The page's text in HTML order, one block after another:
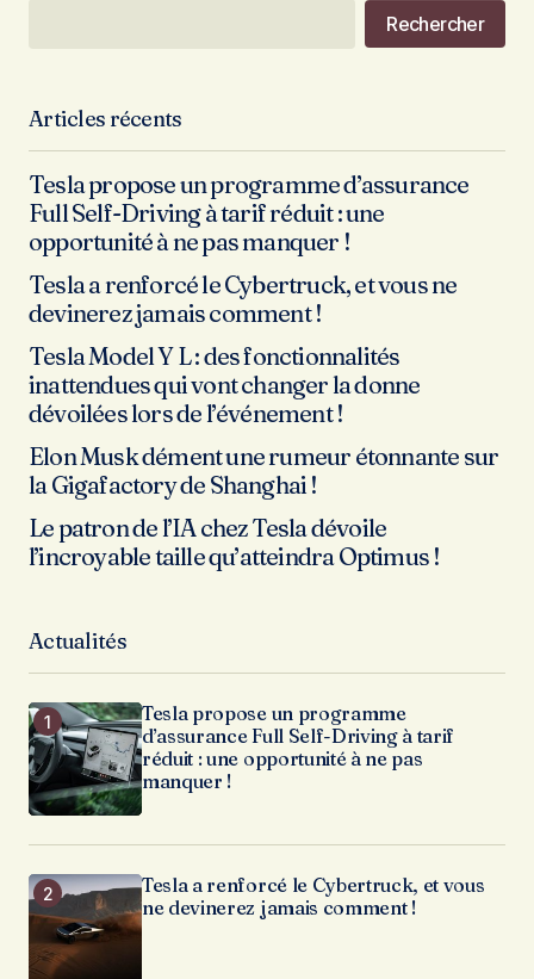
Rechercher
Articles récents
Tesla propose un programme d’assurance
Full Self-Driving à tarif réduit : une
opportunité à ne pas manquer !
Tesla a renforcé le Cybertruck, et vous ne
devinerez jamais comment !
Tesla Model Y L : des fonctionnalités
inattendues qui vont changer la donne
dévoilées lors de l’événement !
Elon Musk dément une rumeur étonnante sur
la Gigafactory de Shanghai !
Le patron de l’IA chez Tesla dévoile
l’incroyable taille qu’atteindra Optimus !
Actualités
Tesla propose un programme
d’assurance Full Self-Driving à tarif
réduit : une opportunité à ne pas
manquer !
Tesla a renforcé le Cybertruck, et vous
ne devinerez jamais comment !